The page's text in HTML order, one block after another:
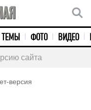
ТЕМЫ ФОТО ВИДЕО
сайта
версия